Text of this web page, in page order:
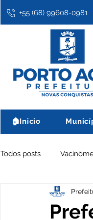
+55 (68) 99608-0981
🏠Inicio
Todos posts
Assistência Social